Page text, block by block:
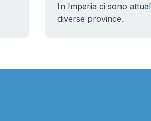
In Imperia ci sono
diverse province.